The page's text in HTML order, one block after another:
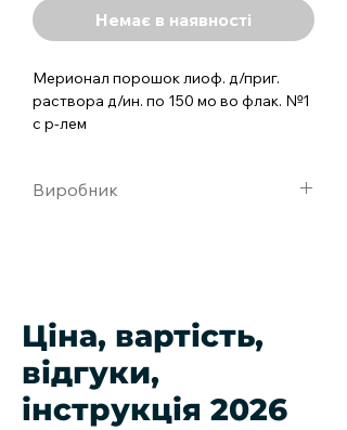
Немає в наявності
Мерионал порошок лиоф. д/приг.
раствора д/ин. по 150 мо во флак. №1
с р-лем
Виробник
Ціна, вартість,
відгуки,
інструкція 2026